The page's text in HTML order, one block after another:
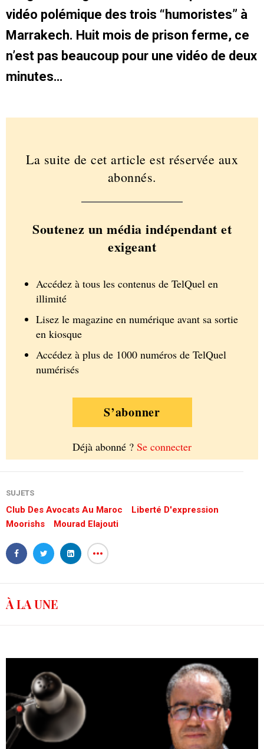
vidéo polémique des trois “humoristes” à
Marrakech. Huit mois de prison ferme, ce
n’est pas beaucoup pour une vidéo de deux
minutes…
La suite de cet article est réservée aux
abonnés.
Soutenez un média indépendant et
exigeant
Accédez à tous les contenus de TelQuel en
illimité
Lisez le magazine en numérique avant sa sortie
en kiosque
Accédez à plus de 1000 numéros de TelQuel
numérisés
S’abonner
Déjà abonné ? Se connecter
SUJETS
Club Des Avocats Au Maroc
Liberté D'expression
Moorishs
Mourad Elajouti
À LA UNE